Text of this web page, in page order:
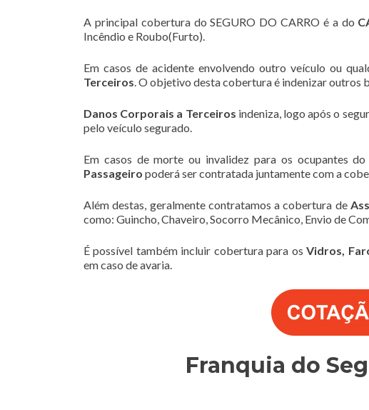
A principal cobertura do SEGURO DO CARRO é a do
Incêndio e Roubo(Furto).
Em casos de acidente envolvendo outro veículo ou
Terceiros . O objetivo desta cobertura é indenizar outros
Danos Corporais a Terceiros indeniza, logo após o
pelo veículo segurado.
Em casos de morte ou invalidez para os ocupantes
Passageiro poderá ser contratada juntamente com a
Além destas, geralmente contratamos a cobertura de
como: Guincho, Chaveiro, Socorro Mecânico, Envio de
É possível também incluir cobertura para osVidros,
em caso de avaria.
Franquia do